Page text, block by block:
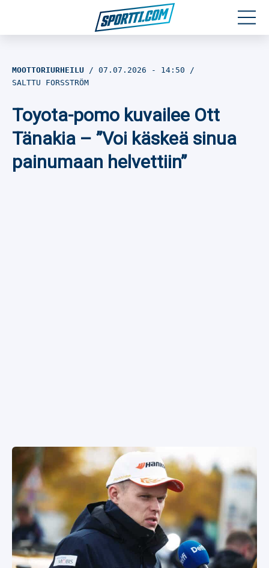
Jalkapallo
Yleisurheilu
MOOTTORIURHEILU 07.07.2026 - 14:50
SALTTU FORSSTRÖM
Toyota-pomo kuvailee Ott
Tänakia – ”Voi käskeä sinua
painumaan helvettiin”